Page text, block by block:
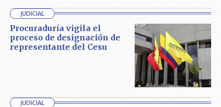
JUDICIAL
Procuraduría vigila el
proceso de designación de
representante del Cesu
JUDICIAL